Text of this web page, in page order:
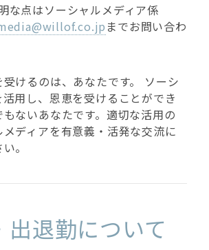
な点はソーシャルメディア係
までお問い合わ
けるのは、あなたです。 ソーシ
用し、恩恵を受けることができ
ないあなたです。適切な活用の
メディアを有意義・活発な交流に
。
出退勤について